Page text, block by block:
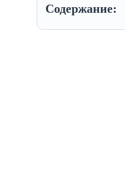
Содержание: